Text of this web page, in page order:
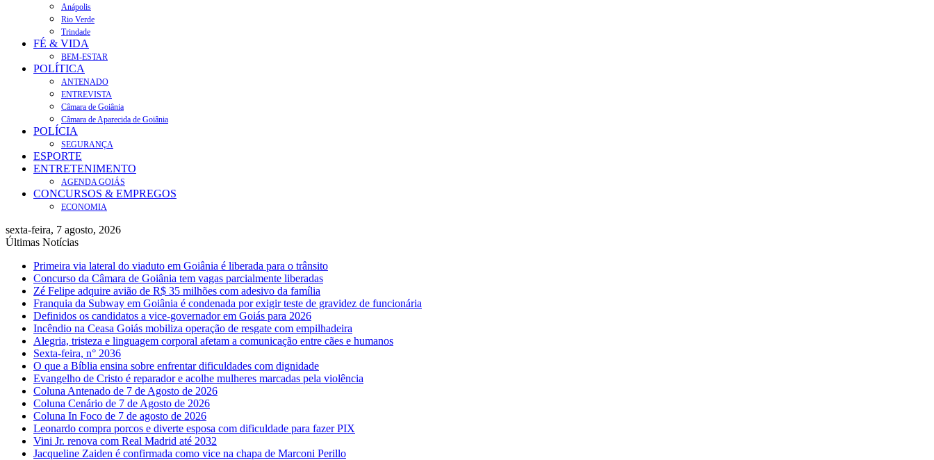
Anápolis
Rio Verde
Trindade
FÉ & VIDA
BEM-ESTAR
POLÍTICA
ANTENADO
ENTREVISTA
Câmara de Goiânia
Câmara de Aparecida de Goiânia
POLÍCIA
SEGURANÇA
ESPORTE
ENTRETENIMENTO
AGENDA GOIÁS
CONCURSOS & EMPREGOS
ECONOMIA
sexta-feira, 7 agosto, 2026
Últimas Notícias
Primeira via lateral do viaduto em Goiânia é liberada para o trânsito
Concurso da Câmara de Goiânia tem vagas parcialmente liberadas
Zé Felipe adquire avião de R$ 35 milhões com adesivo da família
Franquia da Subway em Goiânia é condenada por exigir teste de gravidez de funcionária
Definidos os candidatos a vice-governador em Goiás para 2026
Incêndio na Ceasa Goiás mobiliza operação de resgate com empilhadeira
Alegria, tristeza e linguagem corporal afetam a comunicação entre cães e humanos
Sexta-feira, n° 2036
O que a Bíblia ensina sobre enfrentar dificuldades com dignidade
Evangelho de Cristo é reparador e acolhe mulheres marcadas pela violência
Coluna Antenado de 7 de Agosto de 2026
Coluna Cenário de 7 de Agosto de 2026
Coluna In Foco de 7 de agosto de 2026
Leonardo compra porcos e diverte esposa com dificuldade para fazer PIX
Vini Jr. renova com Real Madrid até 2032
Jacqueline Zaiden é confirmada como vice na chapa de Marconi Perillo